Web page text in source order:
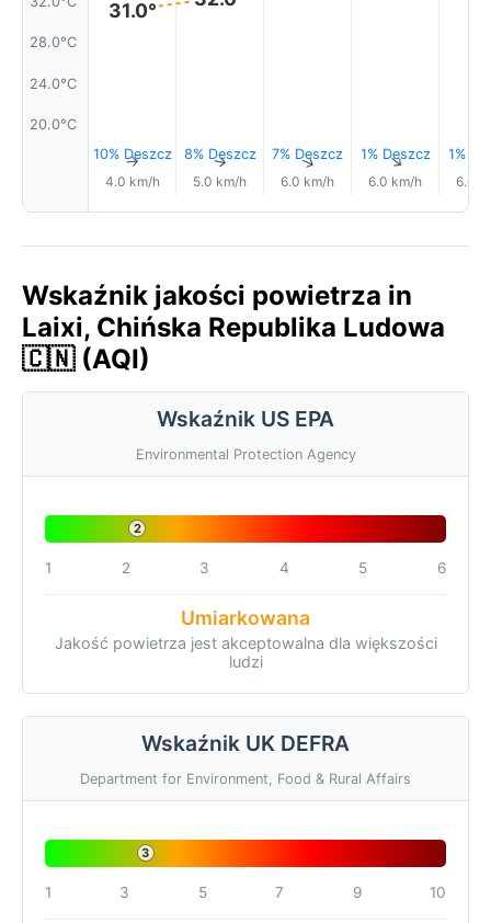
28.0°C
24.0°C
20.0°C
31.0°
10% Deszcz
↑
4.0 km/h
8% Deszcz
↑
5.0 km/h
7% Deszcz
↑
6.0 km/h
1% Deszcz
↑
6.0 km/h
1%
6.0
Wskaźnik jakości powietrza in
Laixi, Chińska Republika Ludowa
🇨🇳 (AQI)
Wskaźnik US EPA
Environmental Protection Agency
2
1 2 3 4 5 6
Umiarkowana
Jakość powietrza jest akceptowalna dla większości
ludzi
Wskaźnik UK DEFRA
Department for Environment, Food & Rural Affairs
3
1 3 5 7 9 10